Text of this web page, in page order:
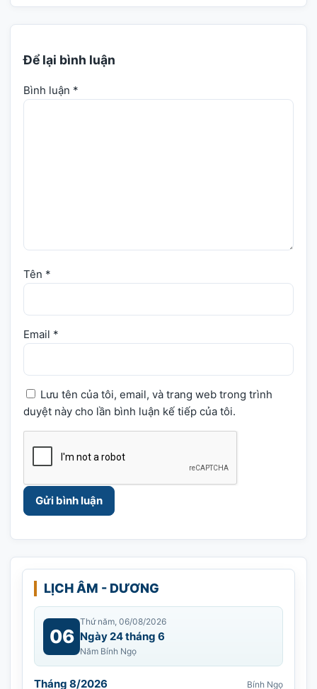
Để lại bình luận
Bình luận *
Tên *
Email *
Lưu tên của tôi, email, và trang web trong trình
duyệt này cho lần bình luận kế tiếp của tôi.
LỊCH ÂM - DƯƠNG
06
Thứ năm, 06/08/2026
Ngày 24 tháng 6
Năm Bính Ngọ
Tháng 8/2026 Bính Ngọ